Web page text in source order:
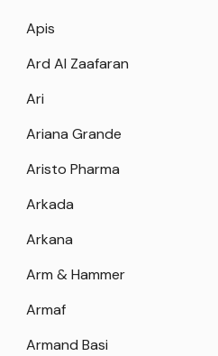
Apis
Ard Al Zaafaran
Ari
Ariana Grande
Aristo Pharma
Arkada
Arkana
Arm & Hammer
Armaf
Armand Basi